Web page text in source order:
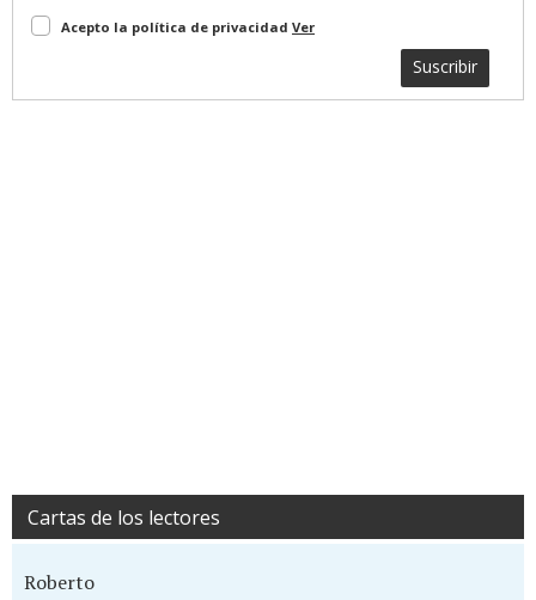
Acepto la política de privacidad Ver
Suscribir
Cartas de los lectores
Roberto